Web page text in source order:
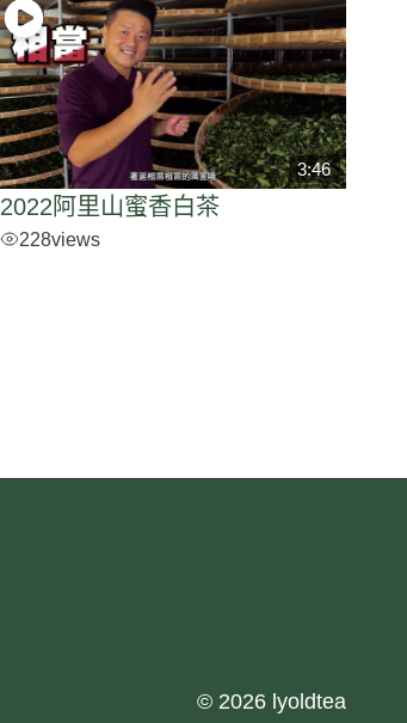
3:46
2022阿里山蜜香白茶
228views
© 2026 lyoldtea